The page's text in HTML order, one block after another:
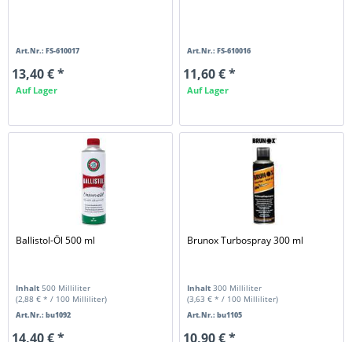
Art.Nr.: FS-610017
13,40 € *
Auf Lager
Art.Nr.: FS-610016
11,60 € *
Auf Lager
Ballistol-Öl 500 ml
Inhalt500 Milliliter
(2,88 € * / 100 Milliliter)
Art.Nr.: bu1092
14,40 € *
Brunox Turbospray 300 ml
Inhalt300 Milliliter
(3,63 € * / 100 Milliliter)
Art.Nr.: bu1105
10,90 € *